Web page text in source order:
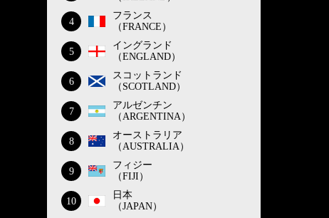
4
フランス
（FRANCE）
5
イングランド
（ENGLAND）
6
スコットランド
（SCOTLAND）
7
アルゼンチン
（ARGENTINA）
8
オーストラリア
（AUSTRALIA）
9
フィジー
（FIJI）
10
日本
（JAPAN）